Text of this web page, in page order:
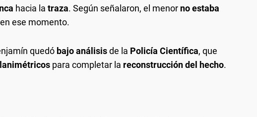
hacia la traza. Según señalaron, el menor no estaba
ese momento.
quedó bajo análisisde la Policía Científica, que
para completar la reconstrucción del hecho.